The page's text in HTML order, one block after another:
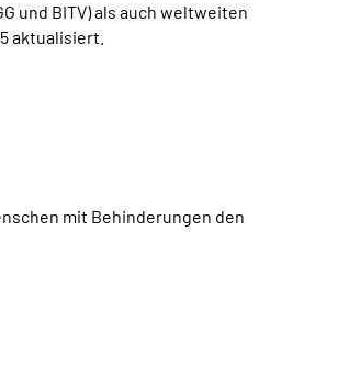
und BITV) als auch weltweiten
aktualisiert.
mit Behinderungen den